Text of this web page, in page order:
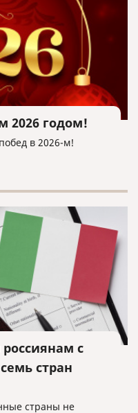
2026 годом!
в 2026-м!
с
стран
страны не